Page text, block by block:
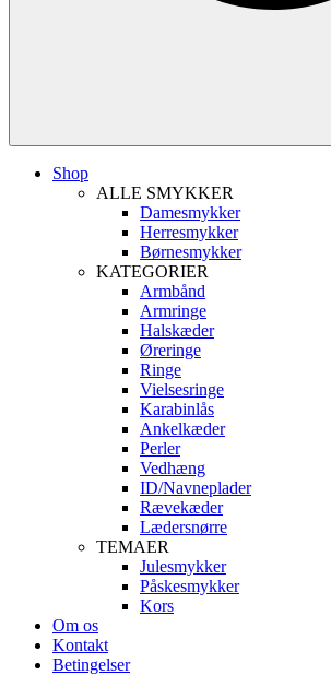
Shop
ALLE SMYKKER
Damesmykker
Herresmykker
Børnesmykker
KATEGORIER
Armbånd
Armringe
Halskæder
Øreringe
Ringe
Vielsesringe
Karabinlås
Ankelkæder
Perler
Vedhæng
ID/Navneplader
Rævekæder
Lædersnørre
TEMAER
Julesmykker
Påskesmykker
Kors
Om os
Kontakt
Betingelser